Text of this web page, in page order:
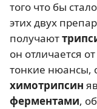
того что бы
этих двух
получают
он отличается от
тонкие нюансы,
химотрипсин
ферментами,